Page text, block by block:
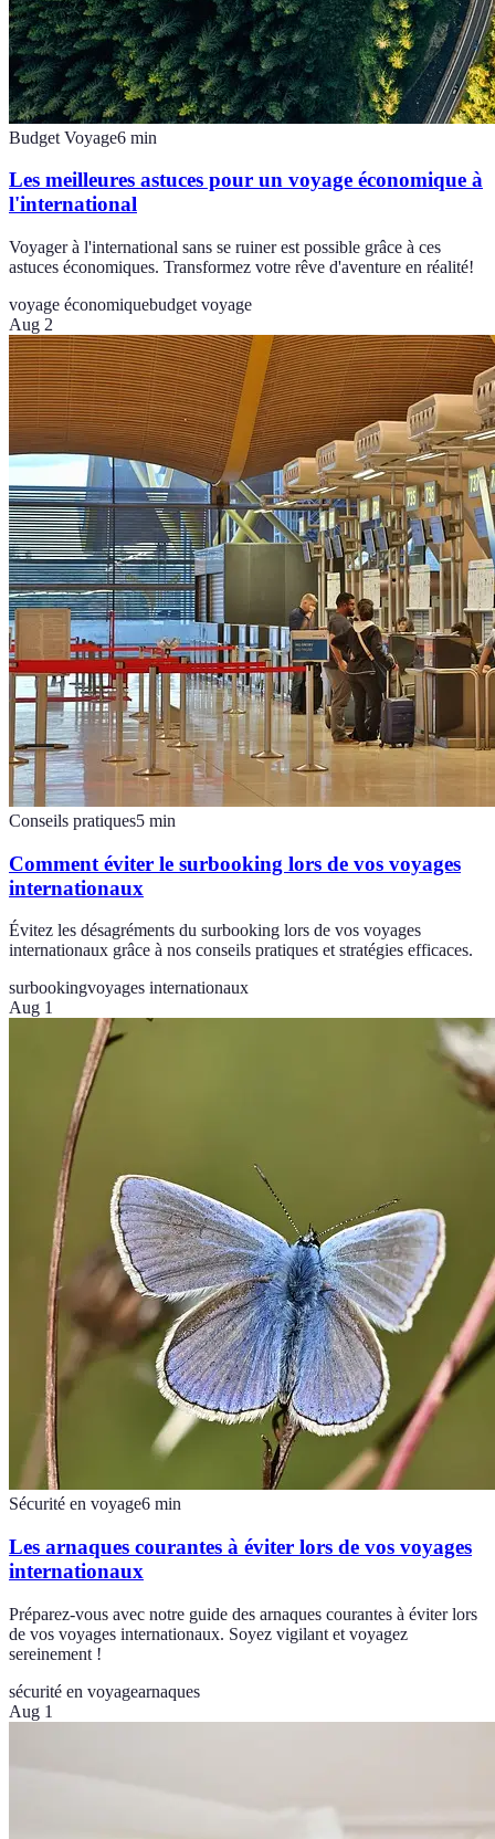
Budget Voyage6 min
Les meilleures astuces pour un voyage économique à
l'international
Voyager à l'international sans se ruiner est possible grâce à ces
astuces économiques. Transformez votre rêve d'aventure en réalité!
voyage économiquebudget voyage
Aug 2
Conseils pratiques5 min
Comment éviter le surbooking lors de vos voyages
internationaux
Évitez les désagréments du surbooking lors de vos voyages
internationaux grâce à nos conseils pratiques et stratégies efficaces.
surbookingvoyages internationaux
Aug 1
Sécurité en voyage6 min
Les arnaques courantes à éviter lors de vos voyages
internationaux
Préparez-vous avec notre guide des arnaques courantes à éviter lors
de vos voyages internationaux. Soyez vigilant et voyagez
sereinement !
sécurité en voyagearnaques
Aug 1